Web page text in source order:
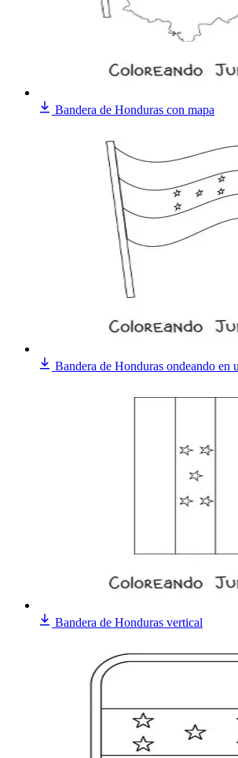
Bandera de Honduras con mapa
Bandera de Honduras ondeando en
Bandera de Honduras vertical